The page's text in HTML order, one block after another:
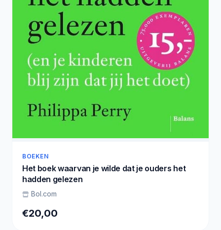
BOEKEN
Het boek waarvan je wilde dat je ouders het
hadden gelezen
Bol.com
€20,00